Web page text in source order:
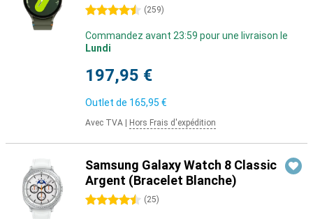
4.5 étoiles (259)
Commandez avant 23:59 pour une livraison le
Lundi
197,95 €
Outlet de 165,95 €
Avec TVA Hors Frais d'expédition
Samsung Galaxy Watch 8 Classic
Argent (Bracelet Blanche)
4.5 étoiles (25)